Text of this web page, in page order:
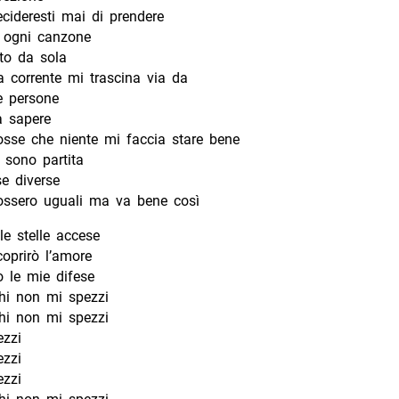
mai di prendere
canzone
da sola
corrente mi trascina via da
persone
sapere
che niente mi faccia stare bene
partita
diverse
uguali ma va bene così
stelle accese
l’amore
le mie difese
non mi spezzi
non mi spezzi